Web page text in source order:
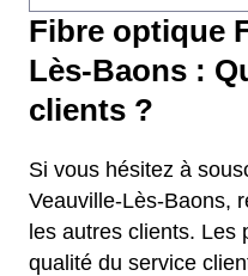
Fibre optique
Lès-Baons :
clients ?
Si vous hésitez à
Veauville-Lès-Baons,
les autres clients. Les
qualité du service